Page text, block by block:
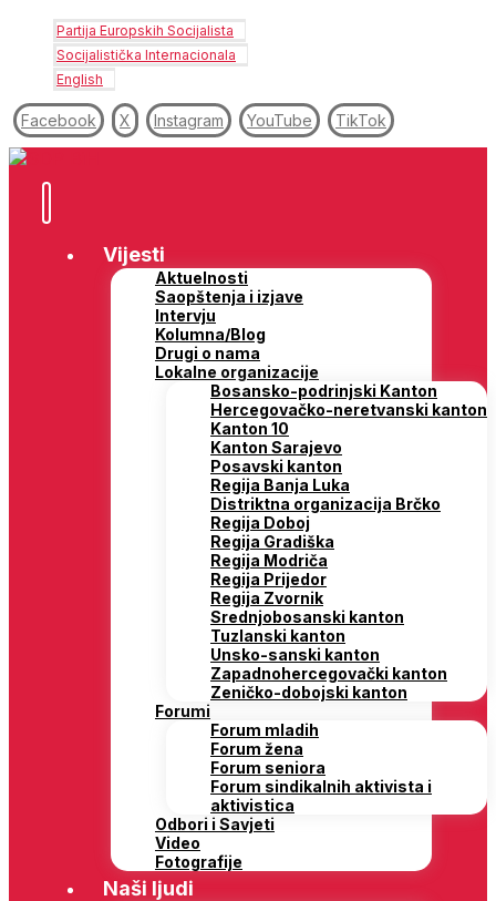
Partija Europskih Socijalista
Socijalistička Internacionala
English
Facebook X Instagram YouTube TikTok
Vijesti
Aktuelnosti
Saopštenja i izjave
Intervju
Kolumna/Blog
Drugi o nama
Lokalne organizacije
Bosansko-podrinjski Kanton
Hercegovačko-neretvanski kanton
Kanton 10
Kanton Sarajevo
Posavski kanton
Regija Banja Luka
Distriktna organizacija Brčko
Regija Doboj
Regija Gradiška
Regija Modriča
Regija Prijedor
Regija Zvornik
Srednjobosanski kanton
Tuzlanski kanton
Unsko-sanski kanton
Zapadnohercegovački kanton
Zeničko-dobojski kanton
Forumi
Forum mladih
Forum žena
Forum seniora
Forum sindikalnih aktivista i
aktivistica
Odbori i Savjeti
Video
Fotografije
Naši ljudi